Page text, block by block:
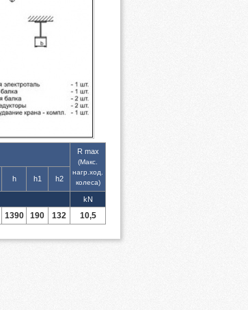
R max
(Макс.
нагр.ход.
колеса)
h h1 h2
kN
1390 190 132 10,5